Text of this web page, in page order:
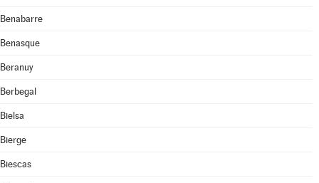
Benabarre
Benasque
Beranuy
Berbegal
Bielsa
Bierge
Biescas